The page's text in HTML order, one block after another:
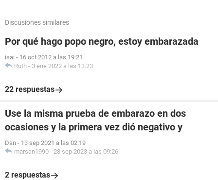
Discusiones similares
Por qué hago popo negro, estoy embarazada
isai - 16 oct 2012 a las 19:21
Ruth - 3 ene 2022 a las 13:23
22 respuestas
Use la misma prueba de embarazo en dos
ocasiones y la primera vez dió negativo y
Dan - 13 sep 2021 a las 02:19
marsan1990 - 28 sep 2023 a las 09:26
2 respuestas